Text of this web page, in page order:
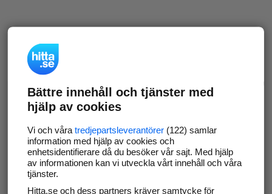
Bättre innehåll och tjänster med
hjälp av cookies
Vi och våra tredjepartsleverantörer(122) samlar
information med hjälp av cookies och
enhetsidentifierare då du besöker vår sajt. Med hjälp
av informationen kan vi utveckla vårt innehåll och våra
tjänster.
Hitta.se och dess partners kräver samtycke för